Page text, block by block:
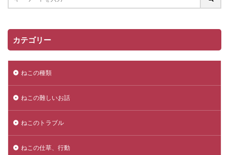
カテゴリー
ねこの種類
ねこの難しいお話
ねこのトラブル
ねこの仕草、行動